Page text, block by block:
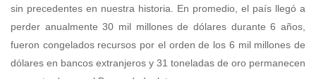
sin precedentes en nuestra historia. En promedio, el país llegó a
perder anualmente 30 mil millones de dólares durante 6 años,
fueron congelados recursos por el orden de los 6 mil millones de
dólares en bancos extranjeros y 31 toneladas de oro permanecen